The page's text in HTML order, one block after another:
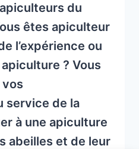
du
êtes apiculteur
l’expérience ou
? Vous
service de la
à une apiculture
abeilles et de leur